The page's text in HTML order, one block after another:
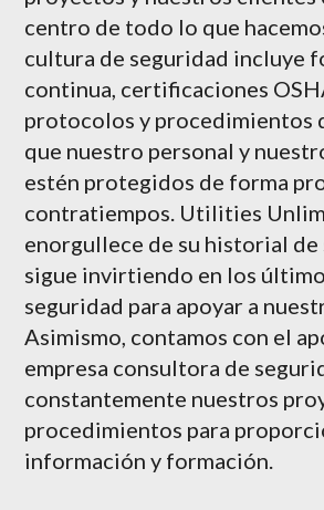
centro de todo lo que
cultura de seguridad incluye
continua, certificaciones
protocolos y procedimientos
que nuestro personal y
estén protegidos de forma
contratiempos. Utilities
enorgullece de su historial de
sigue invirtiendo en los
seguridad para apoyar a
Asimismo, contamos con el
empresa consultora de
constantemente nuestros
procedimientos para
información y formación.